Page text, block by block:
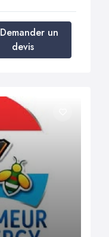
Demander un
devis